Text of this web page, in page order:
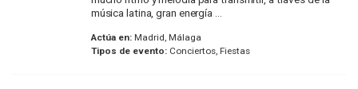
música latina, gran energía ...
Actúa en:Madrid, Málaga
Tipos de evento:Conciertos, Fiestas